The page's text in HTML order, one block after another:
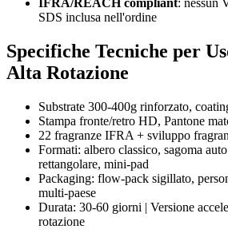
IFRA/REACH compliant: nessun
SDS inclusa nell'ordine
Specifiche Tecniche per
Alta Rotazione
Substrate 300-400g rinforzato,
Stampa fronte/retro HD, Pantone
22 fragranze IFRA + sviluppo
Formati: albero classico, sagoma
rettangolare, mini-pad
Packaging: flow-pack sigillato,
multi-paese
Durata: 30-60 giorni | Versione
rotazione